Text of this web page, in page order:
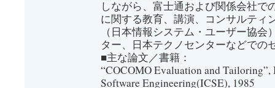
しながら、富士通および関係会社で
に関する教育、講演、コンサルティ
（日本情報システム・ユーザー協
ター、日本テクノセンターなどでの
■主な論文／書籍：
“COCOMO Evaluation and
Software Engineering(ICSE), 1985